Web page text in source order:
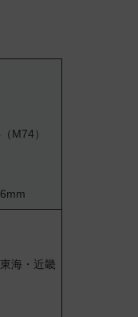
M74）
海・近畿